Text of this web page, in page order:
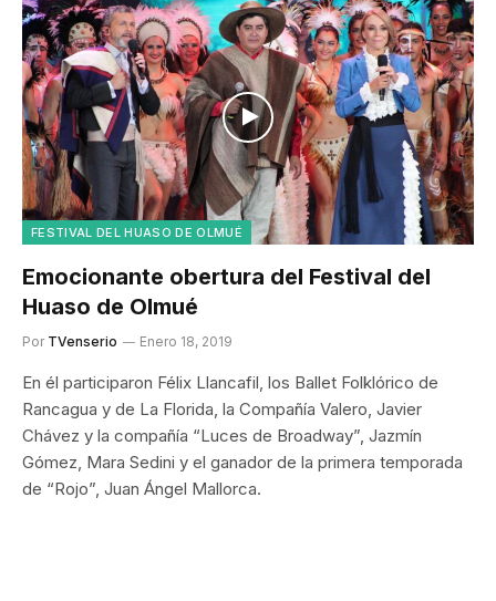
FESTIVAL DEL HUASO DE OLMUÉ
Emocionante obertura del Festival del
Huaso de Olmué
Por TVenserio Enero 18, 2019
En él participaron Félix Llancafil, los Ballet Folklórico de
Rancagua y de La Florida, la Compañía Valero, Javier
Chávez y la compañía “Luces de Broadway”, Jazmín
Gómez, Mara Sedini y el ganador de la primera temporada
de “Rojo”, Juan Ángel Mallorca.